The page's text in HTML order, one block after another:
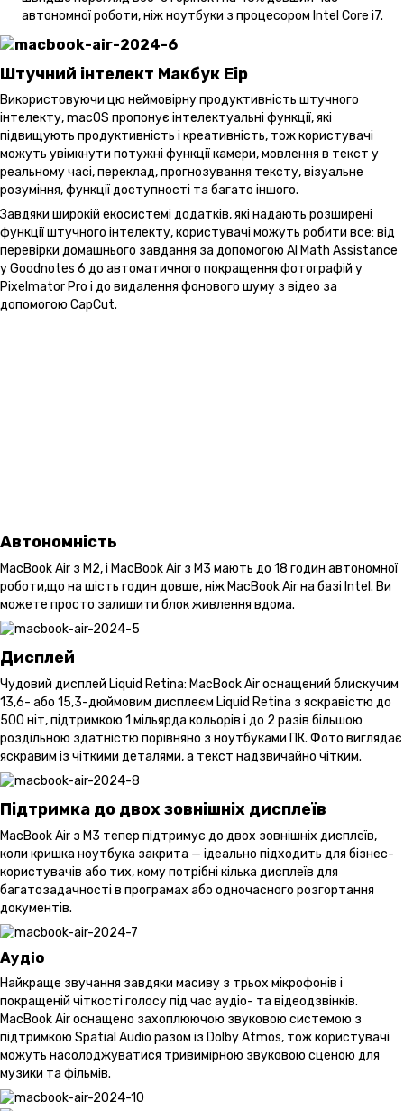
автономної роботи, ніж ноутбуки з процесором Intel Core i7.
Штучний інтелект Макбук Еір
Використовуючи цю неймовірну продуктивність штучного
інтелекту, macOS пропонує інтелектуальні функції, які
підвищують продуктивність і креативність, тож користувачі
можуть увімкнути потужні функції камери, мовлення в текст у
реальному часі, переклад, прогнозування тексту, візуальне
розуміння, функції доступності та багато іншого.
Завдяки широкій екосистемі додатків, які надають розширені
функції штучного інтелекту, користувачі можуть робити все: від
перевірки домашнього завдання за допомогою AI Math Assistance
у Goodnotes 6 до автоматичного покращення фотографій у
Pixelmator Pro і до видалення фонового шуму з відео за
допомогою CapCut.
Автономність
MacBook Air з M2, і MacBook Air з M3 мають до 18 годин автономної
роботи,що на шість годин довше, ніж MacBook Air на базі Intel. Ви
можете просто залишити блок живлення вдома.
Дисплей
Чудовий дисплей Liquid Retina: MacBook Air оснащений блискучим
13,6- або 15,3-дюймовим дисплеєм Liquid Retina з яскравістю до
500 ніт, підтримкою 1 мільярда кольорів і до 2 разів більшою
роздільною здатністю порівняно з ноутбуками ПК. Фото виглядає
яскравим із чіткими деталями, а текст надзвичайно чітким.
Підтримка до двох зовнішніх дисплеїв
MacBook Air з M3 тепер підтримує до двох зовнішніх дисплеїв,
коли кришка ноутбука закрита — ідеально підходить для бізнес-
користувачів або тих, кому потрібні кілька дисплеїв для
багатозадачності в програмах або одночасного розгортання
документів.
Аудіо
Найкраще звучання завдяки масиву з трьох мікрофонів і
покращеній чіткості голосу під час аудіо- та відеодзвінків.
MacBook Air оснащено захоплюючою звуковою системою з
підтримкою Spatial Audio разом із Dolby Atmos, тож користувачі
можуть насолоджуватися тривимірною звуковою сценою для
музики та фільмів.